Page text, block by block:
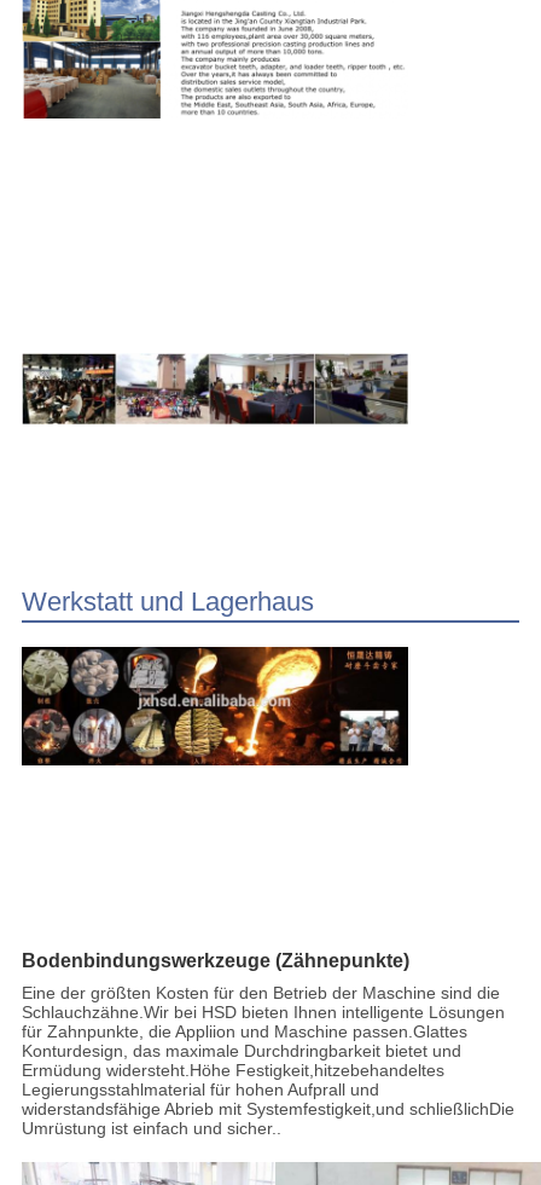
Werkstatt und Lagerhaus
Bodenbindungswerkzeuge (Zähnepunkte)
Eine der größten Kosten für den Betrieb der Maschine sind die
Schlauchzähne.Wir bei HSD bieten Ihnen intelligente Lösungen
für Zahnpunkte, die Appliion und Maschine passen.Glattes
Konturdesign, das maximale Durchdringbarkeit bietet und
Ermüdung widersteht.Höhe Festigkeit,hitzebehandeltes
Legierungsstahlmaterial für hohen Aufprall und
widerstandsfähige Abrieb mit Systemfestigkeit,und schließlichDie
Umrüstung ist einfach und sicher..